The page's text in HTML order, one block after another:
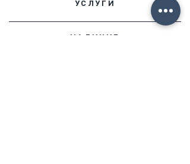
УСЛУГИ
НАЛИЧИЕ